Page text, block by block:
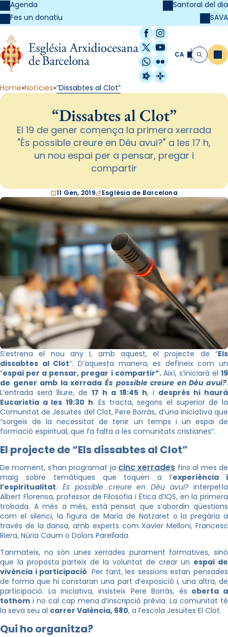
Agenda
Fes un donatiu
Santoral del dia
SAVA
Facebook
Instagram
X / Twitter
YouTube
WhatsApp
Flickr
Radio Estel
Catalunya
CA Cerca
Home Notícies “Dissabtes al Clot”
“Dissabtes al Clot”
El 19 de gener comença la primera xerrada
"És possible creure en Déu avui?" a les 17 h,
un nou espai per a pensar, pregar i
compartir
11 Gen, 2019 Església de Barcelona
S’estrena el nou any i, amb aquest, el projecte de “Els
dissabtes al Clot“. D’aquesta manera, es defineix com un
“espai per a pensar, pregar i compartir”. Així, s’iniciarà el19
de gener amb la xerrada És possible creure en Déu avui?.
L’entrada serà lliure, de 17 h a 18:45 h, i després hi haurà
Eucaristia a les 19:30 h. Es tracta, segons el superior de la
Comunitat de Jesuïtes del Clot, Pere Borràs, d’una iniciativa que
“sorgeix de la necessitat de tenir un temps i un espai de
formació espiritual, que fa falta a les comunitats cristianes”.
El projecte de “Els dissabtes al Clot”
De moment, s’han programat ja cinc xerrades fins al mes de
maig sobre temàtiques que toquen a l’experiència i
l’espiritualitat. És possible creure en Déu avui?interpel·la
Albert Florensa, professor de Filosofia i Ètica d’IQS, en la primera
trobada. A més a més, està pensat que s’abordin qüestions
com el silenci, la figura de Maria de Natzaret o la pregària a
través de la dansa, amb experts com XavierMelloni, Francesc
Riera, Núria Caum o Dolors Parellada.
Tanmateix, no són unes xerrades purament formatives, sinó
que la proposta parteix de la voluntat de crear un espai de
vivència i participació. Per tant, les sessions estan pensades
de forma que hi constaran una part d’exposició i, una altra, de
participació. La iniciativa, insisteix Pere Borràs, és oberta a
tothom i no cal cap mena d’inscripció prèvia. La comunitat té
la seva seu al carrer València, 680, a l’escola Jesuïtes El Clot.
Qui ho organitza?